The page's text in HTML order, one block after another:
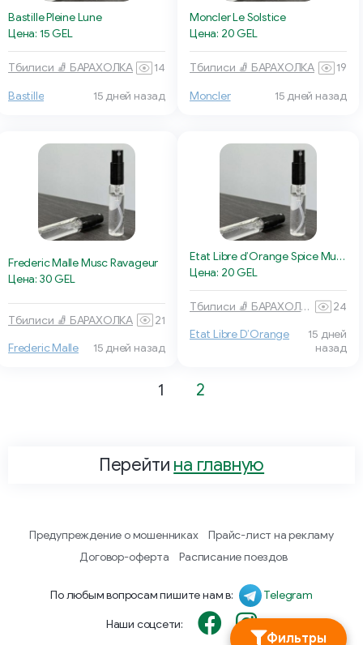
Фильтры
Bastille Pleine Lune
Цена: 15 GEL
Тбилиси 🧦 БАРАХОЛКА 14
Bastille 15 дней назад
Moncler Le Solstice
Цена: 20 GEL
Тбилиси 🧦 БАРАХОЛКА 19
Moncler 15 дней назад
Frederic Malle Musc Ravageur
Цена: 30 GEL
Тбилиси 🧦 БАРАХОЛКА 21
Frederic Malle 15 дней назад
Etat Libre d’Orange Spice Must Flow
Цена: 20 GEL
Тбилиси 🧦 БАРАХОЛКА 24
Etat Libre D’Orange
15 дней
назад
1 2
Перейти на главную
Предупреждение о мошенниках
Прайс-лист на рекламу
Договор-оферта
Расписание поездов
По любым вопросам пишите нам в: Telegram
Наши соцсети: